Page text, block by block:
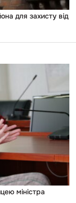
для захисту від
міністра